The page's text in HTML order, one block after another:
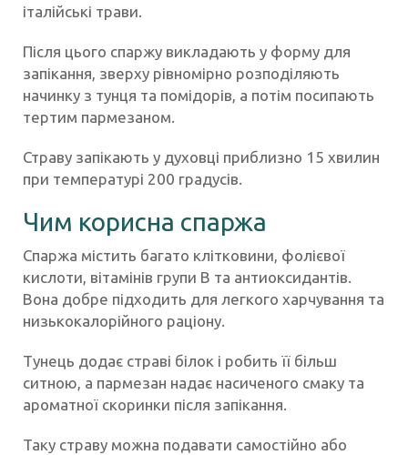
італійські трави.
Після цього спаржу викладають у форму для
запікання, зверху рівномірно розподіляють
начинку з тунця та помідорів, а потім посипають
тертим пармезаном.
Страву запікають у духовці приблизно 15 хвилин
при температурі 200 градусів.
Чим корисна спаржа
Спаржа містить багато клітковини, фолієвої
кислоти, вітамінів групи B та антиоксидантів.
Вона добре підходить для легкого харчування та
низькокалорійного раціону.
Тунець додає страві білок і робить її більш
ситною, а пармезан надає насиченого смаку та
ароматної скоринки після запікання.
Таку страву можна подавати самостійно або